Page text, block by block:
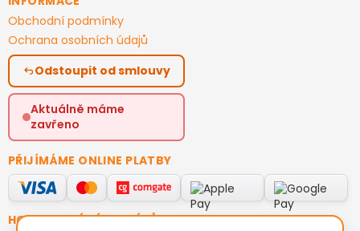
Obchodní podmínky
Ochrana osobních údajů
Odstoupit od smlouvy
Aktuálně máme
zavřeno
PŘIJÍMÁME ONLINE PLATBY
HODNOCENÍ ZÁKAZNÍKŮ